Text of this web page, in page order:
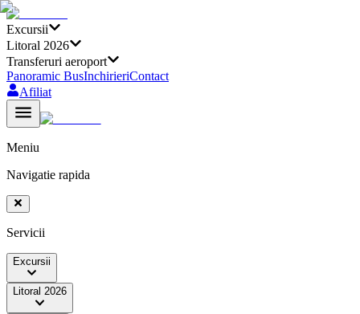
Excursii
Litoral 2026
Transferuri aeroport
Panoramic BusInchirieriContact
Afiliat
Meniu
Navigatie rapida
Servicii
Excursii
Litoral 2026